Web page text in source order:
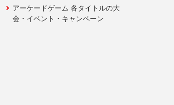
アーケードゲーム 各タイトルの大
会・イベント・キャンペーン